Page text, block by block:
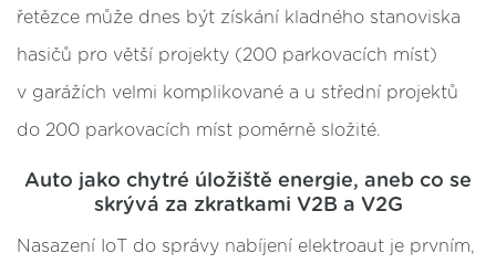
řetězce může dnes být získání kladného stanoviska
hasičů pro větší projekty (200 parkovacích míst)
v garážích velmi komplikované a u střední projektů
do 200 parkovacích míst poměrně složité.
Auto jako chytré úložiště energie, aneb co se
skrývá za zkratkami V2B a V2G
Nasazení IoT do správy nabíjení elektroaut je prvním,